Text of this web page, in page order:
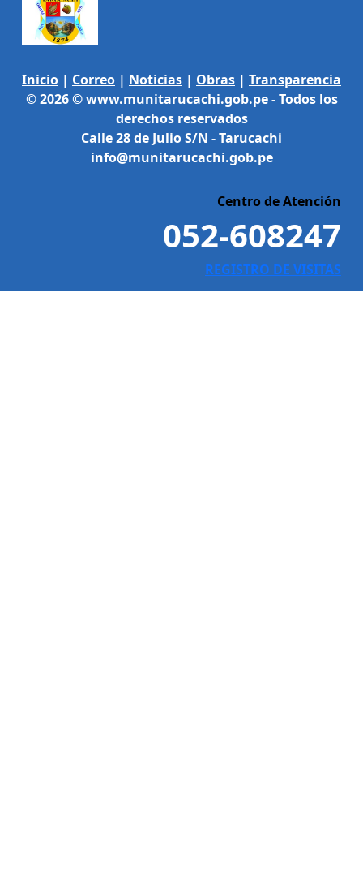
Inicio | Correo | Noticias | Obras | Transparencia
© 2026 © www.munitarucachi.gob.pe - Todos los
derechos reservados
Calle 28 de Julio S/N - Tarucachi
info@munitarucachi.gob.pe
Centro de Atención
052-608247
REGISTRO DE VISITAS